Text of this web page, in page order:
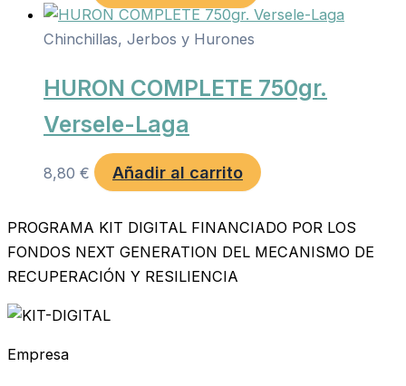
Chinchillas, Jerbos y Hurones
HURON COMPLETE 750gr.
Versele-Laga
8,80 € Añadir al carrito
PROGRAMA KIT DIGITAL FINANCIADO POR LOS
FONDOS NEXT GENERATION DEL MECANISMO DE
RECUPERACIÓN Y RESILIENCIA
Empresa